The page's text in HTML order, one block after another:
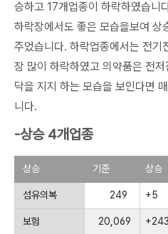
승하고 17개업종이 하락하였습니
하락장에서도 좋은 모습을보여 상
주었습니다. 하락업종에서는 전
장 많이 하락하였고 의약품은 전
닥을 지지 하는 모습을 보인다면
니다.
-상승 4개업종
상승 기준 상승
섬유의복 249 +5
보험 20,069 +243